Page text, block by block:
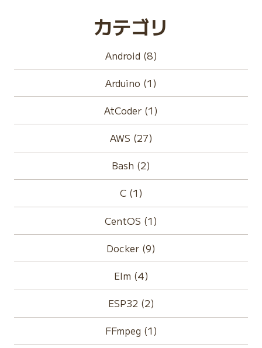
カテゴリ
Android (8)
Arduino (1)
AtCoder (1)
AWS (27)
Bash (2)
C (1)
CentOS (1)
Docker (9)
Elm (4)
ESP32 (2)
FFmpeg (1)